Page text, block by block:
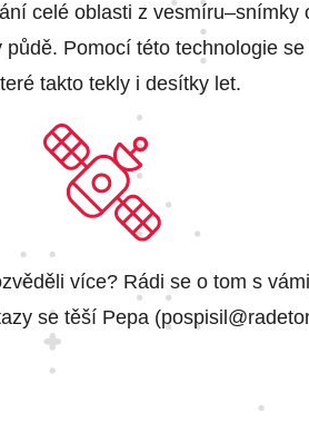
celé oblasti z vesmíru–snímky
Pomocí této technologie
takto tekly i desítky let.
více? Rádi se o tom s
se těší Pepa